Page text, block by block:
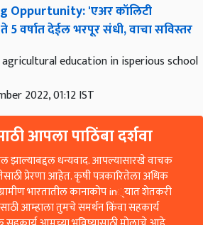
Oppurtunity: 'एअरकॉलिटी
ते5वर्षातदेईलभरपूरसंधी,वाचासविस्तर
education in isperious school
2022, 01:12 IST
आपला पाठिंबा दर्शवा
झाल्याबद्दल धन्यवाद. आपल्यासारखे वाचक
प्रेरणा आहेत. कृषी पत्रकारितेला अधिक
भारतातील कानाकोप in्यात शेतकरी
आम्हाला तुमचे समर्थन किंवा सहकार्य